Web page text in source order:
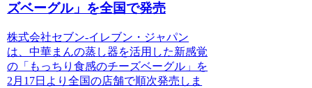
ズベーグル」を全国で発売
株式会社セブン‐イレブン・ジャパン
は、中華まんの蒸し器を活用した新感覚
の「もっちり食感のチーズベーグル」を
2月17日より全国の店舗で順次発売しま